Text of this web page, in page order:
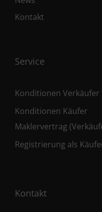
Kontakt
Service
Konditionen Verkäufer
Konditionen Käufer
Maklervertrag
Registrierung als
Kontakt